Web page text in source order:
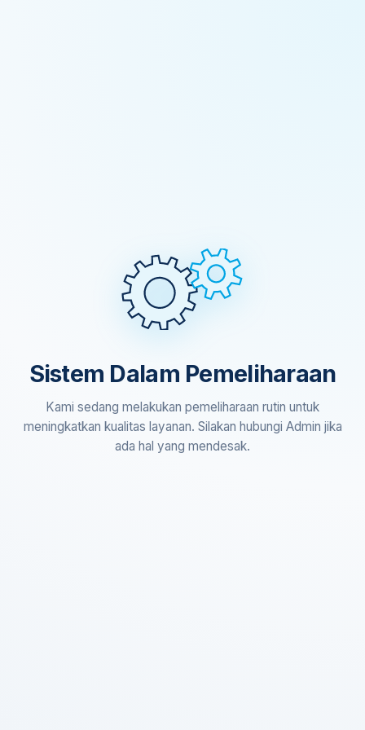
Sistem Dalam Pemeliharaan
Kami sedang melakukan pemeliharaan rutin untuk
meningkatkan kualitas layanan. Silakan hubungi Admin jika
ada hal yang mendesak.